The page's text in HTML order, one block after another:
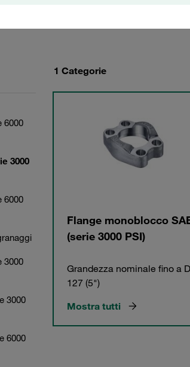
inox V4A.
6000
3000
6000
3000
3000
6000
1 Categorie
Flange monoblocco
(serie 3000 PSI)
Grandezza nominale fino a
127 (5")
Mostra tutti